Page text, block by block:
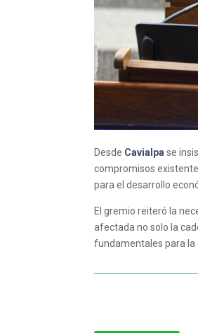
Desde Cavialpa se
compromisos
para el desarrollo
El gremio reiteró la
afectada no solo la
fundamentales para la